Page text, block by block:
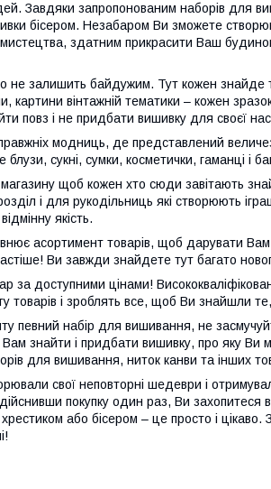
Завдяки запропонованим наборів для
бісером. Незабаром Ви зможете
здатним прикрасити Ваш
не залишить байдужим. Тут кожен знайде
картини вінтажній тематики – кожен
повз і не придбати вишивку для своєї
модниць, де представлений
сукні, сумки, косметички, гаманці і
щоб кожен хто сюди завітають
і для рукодільниць які створюють
якість.
асортимент товарів, щоб дарувати
Ви завжди знайдете тут багато
за доступними цінами!
товарів і зроблять все, щоб Ви знайшли
певний набір для вишивання, не
знайти і придбати вишивку, про яку Ви
для вишивання, ниток канви та інших
свої неповторні шедеври і
покупку один раз, Ви захопитеся
або бісером – це просто і